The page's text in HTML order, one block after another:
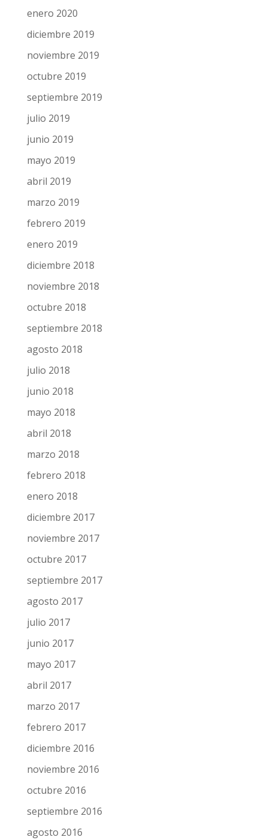
marzo 2020
febrero 2020
enero 2020
diciembre 2019
noviembre 2019
octubre 2019
septiembre 2019
julio 2019
junio 2019
mayo 2019
abril 2019
marzo 2019
febrero 2019
enero 2019
diciembre 2018
noviembre 2018
octubre 2018
septiembre 2018
agosto 2018
julio 2018
junio 2018
mayo 2018
abril 2018
marzo 2018
febrero 2018
enero 2018
diciembre 2017
noviembre 2017
octubre 2017
septiembre 2017
agosto 2017
julio 2017
junio 2017
mayo 2017
abril 2017
marzo 2017
febrero 2017
diciembre 2016
noviembre 2016
octubre 2016